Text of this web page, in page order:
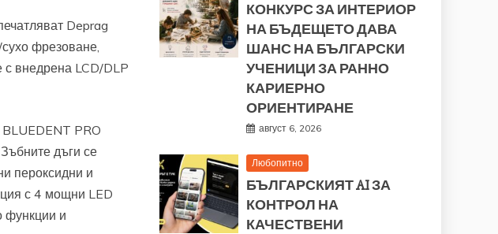
Deprag
фрезоване,
внедрена LCD/DLP
PRO
дъги се
пероксидни и
с 4 мощни LED
функции и
КОНКУРС ЗА ИНТЕРИОР
НА БЪДЕЩЕТО ДАВА
ШАНС НА БЪЛГАРСКИ
УЧЕНИЦИ ЗА РАННО
КАРИЕРНО
ОРИЕНТИРАНЕ
август 6, 2026
Любопитно
БЪЛГАРСКИЯТ AI ЗА
КОНТРОЛ НА
КАЧЕСТВЕНИ